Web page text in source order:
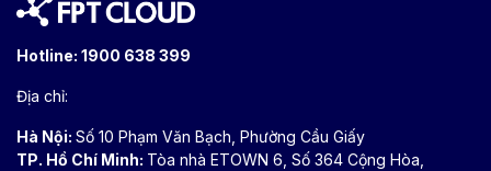
Hotline: 1900 638 399
Địa chỉ:
Hà Nội: Số 10 Phạm Văn Bạch, Phường Cầu Giấy
TP. Hồ Chí Minh: Tòa nhà ETOWN 6, Số 364 Cộng Hòa,